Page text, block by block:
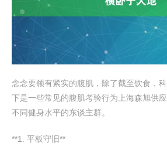
念念要领有紧实的腹肌，除了截至饮食，
下是一些常见的腹肌考验行为上海森旭供
不同健身水平的东谈主群。
**1. 平板守旧**